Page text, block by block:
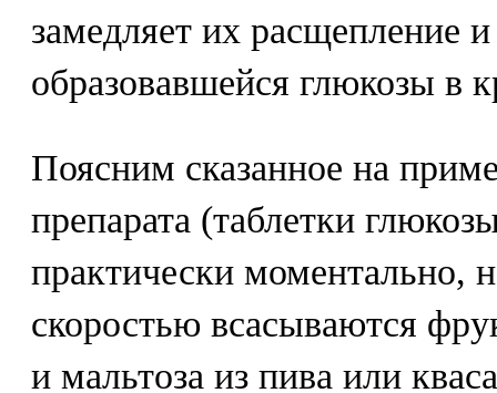
замедляет их расщепление
образовавшейся глюкозы в
Поясним сказанное на
препарата (таблетки
практически моментально,
скоростью всасываются
и мальтоза из пива или